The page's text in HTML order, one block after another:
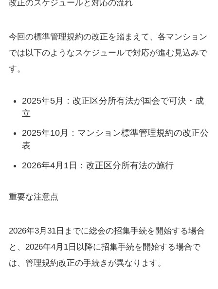
改正のスケジュールと対応の流れ
今回の標準管理規約の改正を踏まえて、各マンション
では以下のようなスケジュールで対応が進む見込みで
す。
2025年5月：改正区分所有法が国会で可決・成
立
2025年10月：マンション標準管理規約の改正公
表
2026年4月1日：改正区分所有法の施行
重要な注意点
2026年3月31日までに総会の招集手続を開始する場合
と、2026年4月1日以降に招集手続を開始する場合で
は、管理規約改正の手続きが異なります。